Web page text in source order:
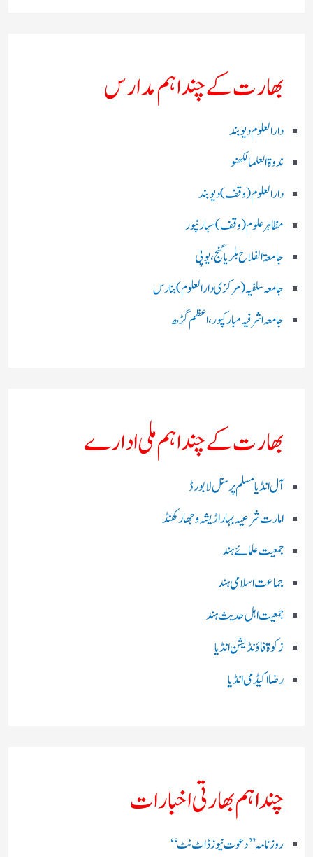
بھارت کے چند اہم مدارس
دارالعلوم دیوبند
ندوۃالعلما لکھنو
دارالعلوم (وقف)دیوبند
مظاہرعلوم (وقف)سہارنپور
جامعۃ الفلاح بلریاگنج،یوپی
جامعہ سلفیہ(مرکزی دارالعلوم )بنارس
جامعہ اشرفیہ مبارکپور،اعظم گڑھ
بھارت کے چند اہم ملی ادارے
آل انڈیا مسلم پرسنل لا بورڈ
امارت شرعیہ بہار اڑیشہ و جھارکھنڈ
جمعیت علمائے ہند
جماعت اسلامی ہند
جمعیت اہل حدیث ہند
زکوۃ فاؤنڈیشن انڈیا
رضا اکیڈمی انڈیا
چند اہم بھارتی اخبارات
روز نامہ ’’ دعوت نیوز ڈاٹ نٹ‘‘